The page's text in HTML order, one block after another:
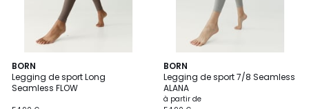
BORN
Legging de sport Long
Seamless FLOW
2
Couleurs
BORN
Legging de sport 7/8 Seamless
ALANA
à partir de
2
Couleurs